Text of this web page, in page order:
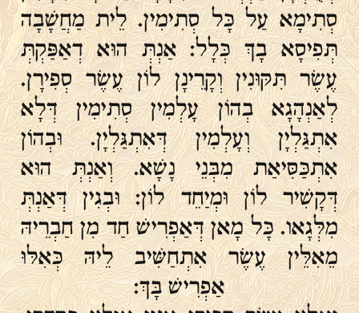
סְתִימָא עַל כָּל סְתִימִין. לֵית מַחֲשָׁבָה
תְּפִיסָא בָךְ כְּלָל: אַנְתְּ הוּא דְאַפַּקְתְּ
עֶשֶׂר תִּקּוּנִין וְקָרֵינָן לוֹן עֶשֶׂר סְפִירָן.
לְאַנְהָגָא בְהוֹן עָלְמִין סְתִימִין דְּלָא
אִתְגַּלְיָן וְעָלְמִין דְּאִתְגַּלְיָן. וּבְהוֹן
אִתְכַּסִּיאַת מִבְּנֵי נָשָׁא. וְאַנְתְּ הוּא
דְּקָשִׁיר לוֹן וּמְיַחֵד לוֹן: וּבְגִין דְּאַנְתְּ
מִלְּגָאו. כָּל מָאן דְּאַפְרִישׁ חַד מִן חַבְרֵיהּ
מֵאִלֵּין עֶשֶׂר אִתְחַשִּׁיב לֵיהּ כְּאִלּוּ
אַפְרִישׁ בָּךְ: